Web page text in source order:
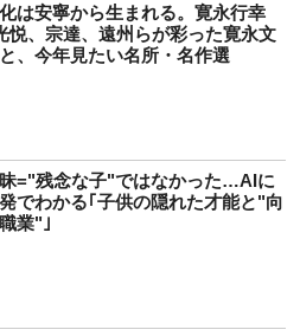
は安寧から生まれる。寛永行幸
悦、宗達、遠州らが彩った寛永文
、今年見たい名所・名作選
="残念な子"ではなかった…AIに
でわかる｢子供の隠れた才能と"向
業"｣